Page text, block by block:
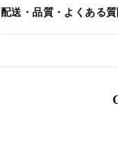
（ 着丈 / 肩幅 / バ
-3L：約121cm /約
配送・品質・よくある質